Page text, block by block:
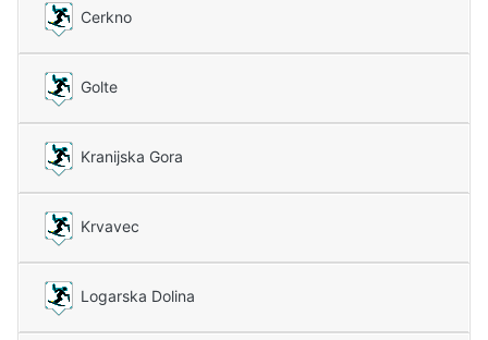
Cerkno
Golte
Kranijska Gora
Krvavec
Logarska Dolina